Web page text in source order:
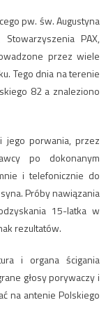
pw. św. Augustyna
PAX,
przez wiele
Tego dnia na terenie
82 a znaleziono
jego porwania, przez
po dokonanym
i telefonicznie do
Próby nawiązania
15-latka w
rezultatów.
i organa ścigania
głosy porywaczy i
na antenie Polskiego